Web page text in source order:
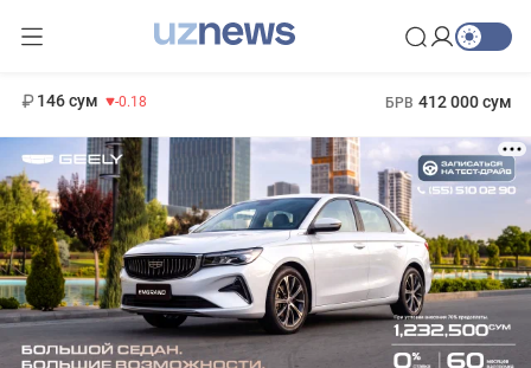
146 сум -0.18 БРВ 412 000 сум